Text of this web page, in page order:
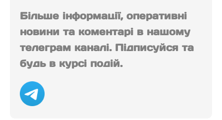
Більше інформації, оперативні
новини та коментарі в нашому
телеграм каналі. Підписуйся та
будь в курсі подій.